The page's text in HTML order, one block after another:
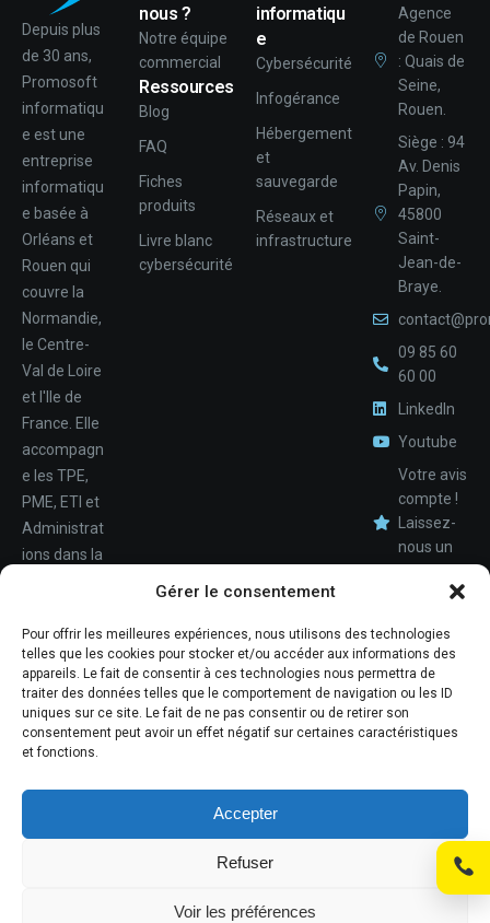
Gérer le consentement
Pour offrir les meilleures expériences, nous utilisons des technologies
telles que les cookies pour stocker et/ou accéder aux informations des
appareils. Le fait de consentir à ces technologies nous permettra de
traiter des données telles que le comportement de navigation ou les ID
uniques sur ce site. Le fait de ne pas consentir ou de retirer son
consentement peut avoir un effet négatif sur certaines caractéristiques
et fonctions.
Accepter
Refuser
Voir les préférences
Téléphone
Depuis plus
de 30 ans,
Promosoft
informatiqu
e est une
entreprise
informatiqu
e basée à
Orléans et
Rouen qui
couvre la
Normandie,
le Centre-
Val de Loire
et l'Ile de
France. Elle
accompagn
e les TPE,
PME, ETI et
Administrat
ions dans la
déploiemen
t et la
maintenan
ce de leur
système
ons.
nous ?
Notre équipe
commercial
Ressources
Blog
FAQ
Fiches
produits
Livre blanc
cybersécurité
informatiqu
e
Cybersécurité
Infogérance
Hébergement
et
sauvegarde
Réseaux et
infrastructure
Agence
de Rouen
: Quais de
Seine,
Rouen.
Siège : 94
Av. Denis
Papin,
45800
Saint-
Jean-de-
Braye.
09 85 60
60 00
LinkedIn
Youtube
Votre avis
compte !
Laissez-
nous un